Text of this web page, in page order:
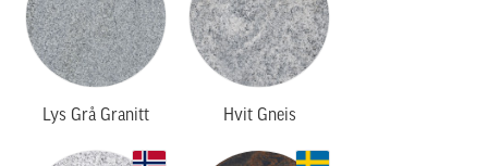
Lys Grå Granitt Hvit Gneis